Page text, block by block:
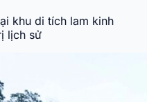
khu di tích lam kinh
lịch sử